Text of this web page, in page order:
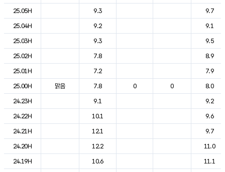
25.05H
9.3
9.7
25.04H
9.2
9.1
25.03H
9.3
9.5
25.02H
7.8
8.9
25.01H
7.2
7.9
25.00H
맑음 7.8 0 0
8.0
24.23H
9.1
9.2
24.22H
10.1
9.6
24.21H
12.1
9.7
24.20H
12.2
11.0
24.19H
10.6
11.1